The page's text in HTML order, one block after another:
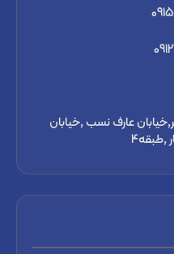
عارف نسب ,خیابان
,طبقه4